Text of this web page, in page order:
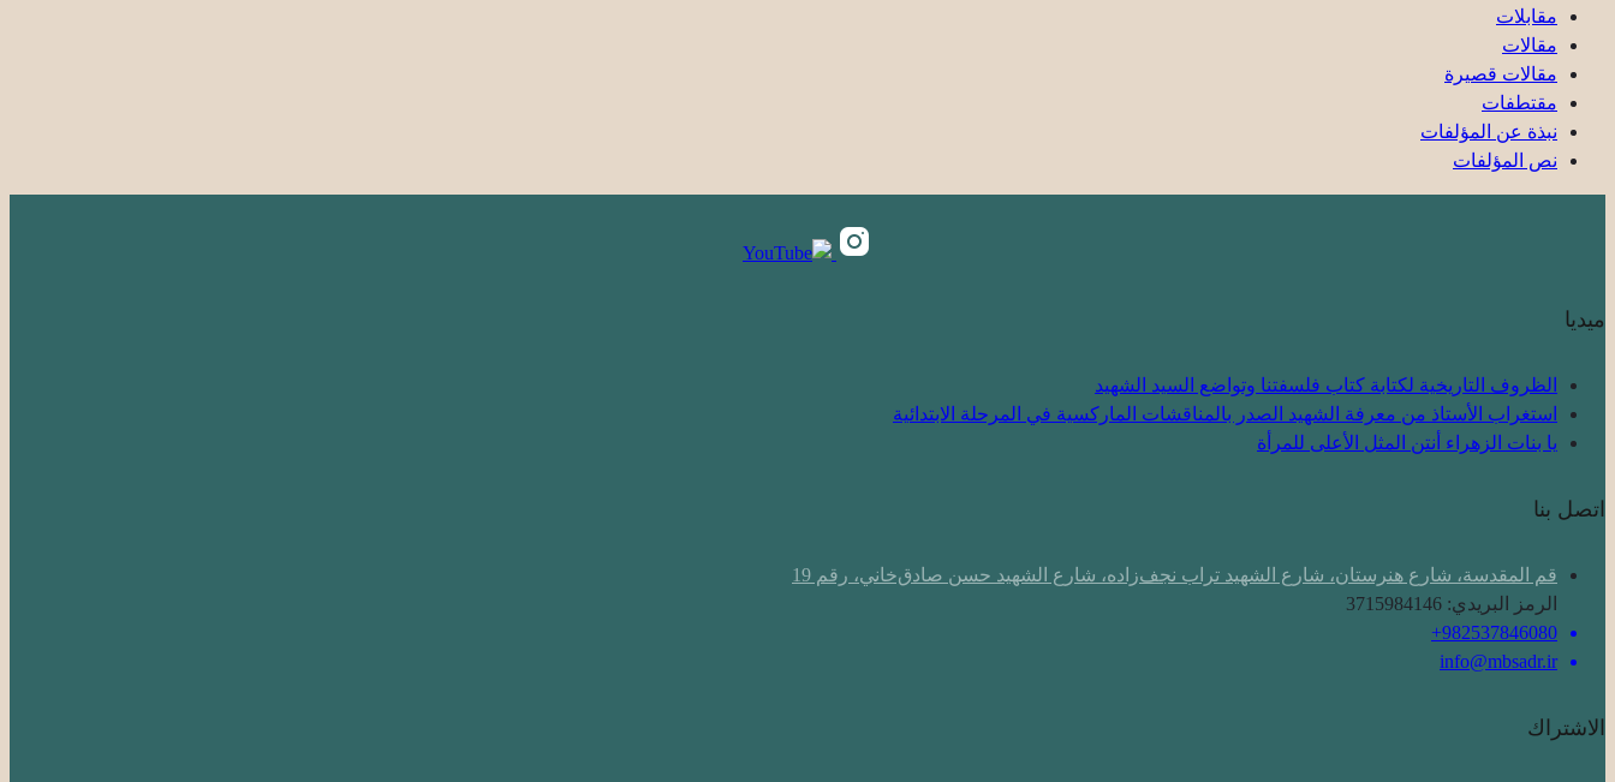
مقابلات
مقالات
مقالات قصيرة
مقتطفات
نبذة عن المؤلفات
نص المؤلفات
ميديا
الظروف التاريخية لكتابة كتاب فلسفتنا وتواضع السيد الشهيد
استغراب الأستاذ من معرفة الشهيد الصدر بالمناقشات الماركسية في المرحلة الابتدائية
یا بنات الزهراء أنتن المثل الأعلى للمرأة
اتصل بنا
قم المقدسة، شارع هنرستان، شارع الشهيد تراب نجف‌زاده، شارع الشهيد حسن صادق‌خاني، رقم 19
الرمز البريدي: 3715984146
982537846080+
info@mbsadr.ir
الاشتراك